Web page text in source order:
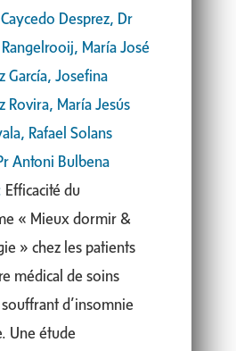
Desprez, Dr
María José
García, Josefina
Rovira, María Jesús
Rafael Solans
Antoni Bulbena
Efficacité du
« Mieux dormir &
» chez les patients
médical de soins
d’insomnie
Une étude